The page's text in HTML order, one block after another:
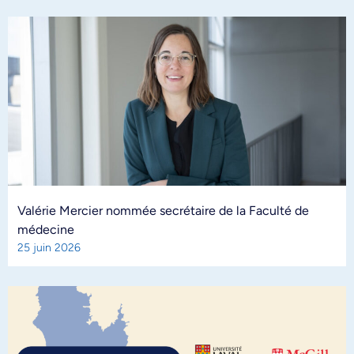
Valérie Mercier nommée secrétaire de la Faculté de
médecine
25 juin 2026